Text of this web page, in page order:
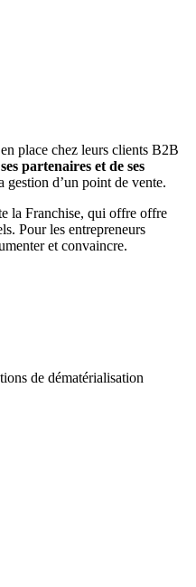
place chez leurs clients B2B
partenaires et de ses
gestion d’un point de vente.
la Franchise, qui offre offre
Pour les entrepreneurs
et convaincre.
de dématérialisation